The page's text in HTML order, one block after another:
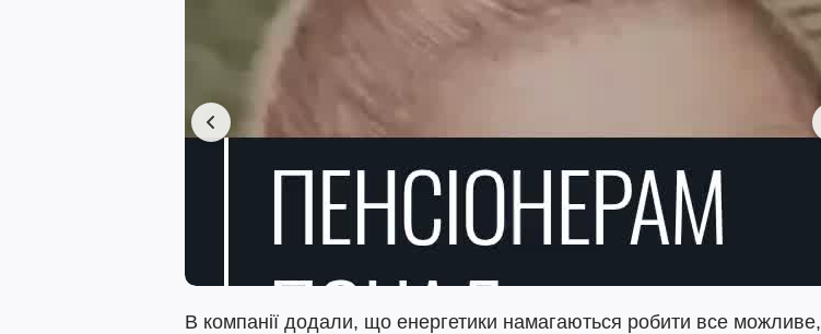
В компанії додали, що енергетики намагаються робити все можливе,